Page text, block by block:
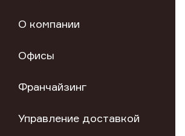
О компании
Офисы
Франчайзинг
Управление доставкой